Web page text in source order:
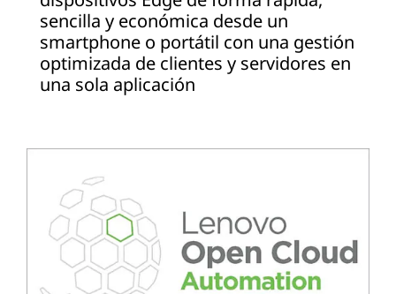
sencilla y económica desde un
smartphone o portátil con una gestión
optimizada de clientes y servidores en
una sola aplicación